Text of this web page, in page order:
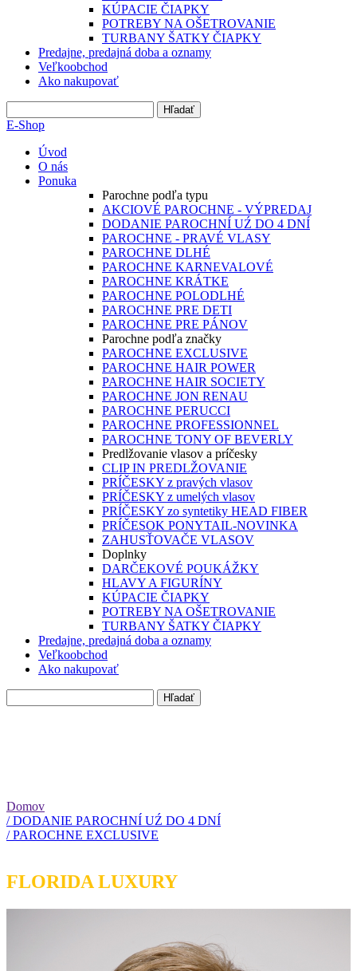
KÚPACIE ČIAPKY
POTREBY NA OŠETROVANIE
TURBANY ŠATKY ČIAPKY
Predajne, predajná doba a oznamy
Veľkoobchod
Ako nakupovať
E-Shop
Úvod
O nás
Ponuka
Parochne podľa typu
AKCIOVÉ PAROCHNE - VÝPREDAJ
DODANIE PAROCHNÍ UŹ DO 4 DNÍ
PAROCHNE - PRAVÉ VLASY
PAROCHNE DLHÉ
PAROCHNE KARNEVALOVÉ
PAROCHNE KRÁTKE
PAROCHNE POLODLHÉ
PAROCHNE PRE DETI
PAROCHNE PRE PÁNOV
Parochne podľa značky
PAROCHNE EXCLUSIVE
PAROCHNE HAIR POWER
PAROCHNE HAIR SOCIETY
PAROCHNE JON RENAU
PAROCHNE PERUCCI
PAROCHNE PROFESSIONNEL
PAROCHNE TONY OF BEVERLY
Predlžovanie vlasov a príčesky
CLIP IN PREDLŽOVANIE
PRÍČESKY z pravých vlasov
PRÍČESKY z umelých vlasov
PRÍČESKY zo syntetiky HEAD FIBER
PRÍČESOK PONYTAIL-NOVINKA
ZAHUSŤOVAČE VLASOV
Doplnky
DARČEKOVÉ POUKÁŽKY
HLAVY A FIGURÍNY
KÚPACIE ČIAPKY
POTREBY NA OŠETROVANIE
TURBANY ŠATKY ČIAPKY
Predajne, predajná doba a oznamy
Veľkoobchod
Ako nakupovať
Domov
/ DODANIE PAROCHNÍ UŹ DO 4 DNÍ
/ PAROCHNE EXCLUSIVE
FLORIDA LUXURY